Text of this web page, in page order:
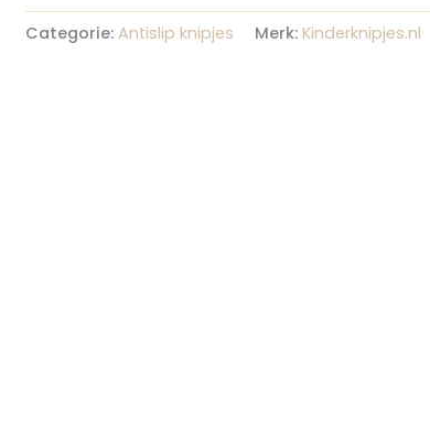
Categorie: Antislip knipjes Merk: Kinderknipjes.nl